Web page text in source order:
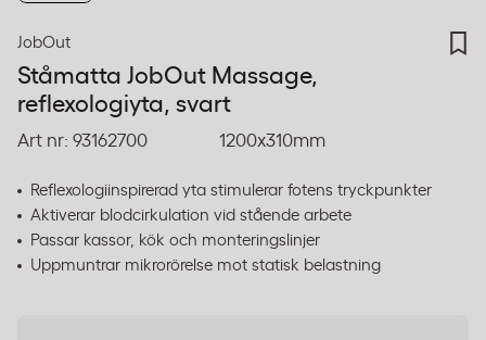
JobOut
Ståmatta JobOut Massage,
reflexologiyta, svart
Art nr: 93162700 1200x310mm
Reflexologiinspirerad yta stimulerar fotens tryckpunkter
Aktiverar blodcirkulation vid stående arbete
Passar kassor, kök och monteringslinjer
Uppmuntrar mikrorörelse mot statisk belastning